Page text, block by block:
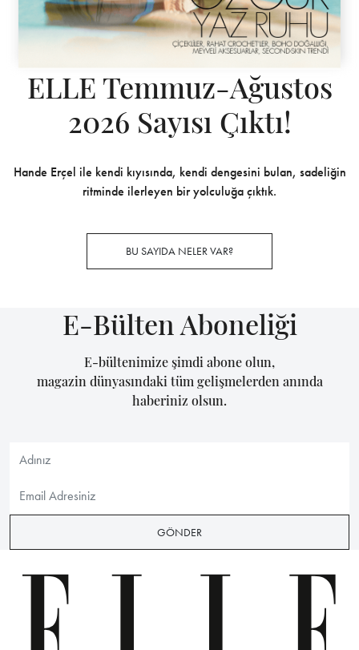
ELLE Temmuz-Ağustos
2026 Sayısı Çıktı!
Hande Erçel ile kendi kıyısında, kendi dengesini bulan, sadeliğin
ritminde ilerleyen bir yolculuğa çıktık.
BU SAYIDA NELER VAR?
E-Bülten Aboneliği
E-bültenimize şimdi abone olun,
magazin dünyasındaki tüm gelişmelerden anında
haberiniz olsun.
GÖNDER